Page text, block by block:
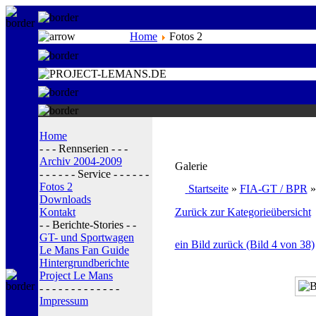
Home Fotos 2
Home
- - - Rennserien - - -
Archiv 2004-2009
- - - - - - Service - - - - - -
Fotos 2
Downloads
Kontakt
- - Berichte-Stories - -
GT- und Sportwagen
Le Mans Fan Guide
Hintergrundberichte
Project Le Mans
- - - - - - - - - - - - -
Impressum
Galerie
Startseite» FIA-GT / BPR
Zurück zur Kategorieübersicht
ein Bild zurück (Bild 4 von 38)